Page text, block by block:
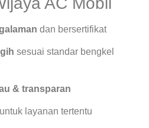
dan bersertifikat
sesuai standar bengkel
& transparan
untuk layanan tertentu